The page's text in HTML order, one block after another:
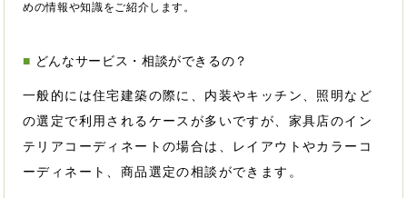
めの情報や知識をご紹介します。
どんなサービス・相談ができるの？
一般的には住宅建築の際に、内装やキッチン、照明など
の選定で利用されるケースが多いですが、家具店のイン
テリアコーディネートの場合は、レイアウトやカラーコ
ーディネート、商品選定の相談ができます。